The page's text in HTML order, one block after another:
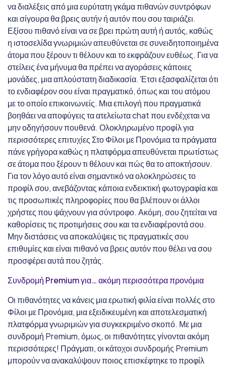
να διαλέξεις από μια ευρύτατη γκάμα πιθανών συντρόφων
και σίγουρα θα βρεις αυτήν ή αυτόν που σου ταιριάζει.
Εξίσου πιθανό είναι να σε βρει πρώτη αυτή ή αυτός, καθώς
η ιστοσελίδα γνωριμιών απευθύνεται σε συνειδητοποιημένα
άτομα που ξέρουν τι θέλουν και το εκφράζουν ευθέως. Για να
στείλεις ένα μήνυμα θα πρέπει να αγοράσεις κάποιες
μονάδες, μια απλούστατη διαδικασία. Έτσι εξασφαλίζεται ότι
το ενδιαφέρον σου είναι πραγματικό, όπως και του ατόμου
με το οποίο επικοινωνείς. Μια επιλογή που πραγματικά
βοηθάει να αποφύγεις τα ατελείωτα chat που ενδέχεται να
μην οδηγήσουν πουθενά. Ολοκληρωμένο προφίλ για
περισσότερες επιτυχίες Στο Φίλοι με Προνόμια τα πράγματα
πάνε γρήγορα καθώς η πλατφόρμα απευθύνεται πρωτίστως
σε άτομα που ξέρουν τι θέλουν και πώς θα το αποκτήσουν.
Για τον λόγο αυτό είναι σημαντικό να ολοκληρώσεις το
προφίλ σου, ανεβάζοντας κάποια ενδεικτική φωτογραφία και
τις προσωπικές πληροφορίες που θα βλέπουν οι άλλοι
χρήστες που ψάχνουν για σύντροφο. Ακόμη, σου ζητείται να
καθορίσεις τις προτιμήσεις σου και τα ενδιαφέροντά σου.
Μην διστάσεις να αποκαλύψεις τις πραγματικές σου
επιθυμίες και είναι πιθανό να βρεις αυτόν που θέλει να σου
προσφέρει αυτά που ζητάς.
Συνδρομή Premium για… ακόμη περισσότερα προνόμια
Οι πιθανότητες να κάνεις μια ερωτική φιλία είναι πολλές στο
Φίλοι με Προνόμια, μια εξειδικευμένη και αποτελεσματική
πλατφόρμα γνωριμιών για συγκεκριμένο σκοπό. Με μια
συνδρομή Premium, όμως, οι πιθανότητες γίνονται ακόμη
περισσότερες! Πράγματι, οι κάτοχοι συνδρομής Premium
μπορούν να ανακαλύψουν ποιος επισκέφτηκε το προφίλ